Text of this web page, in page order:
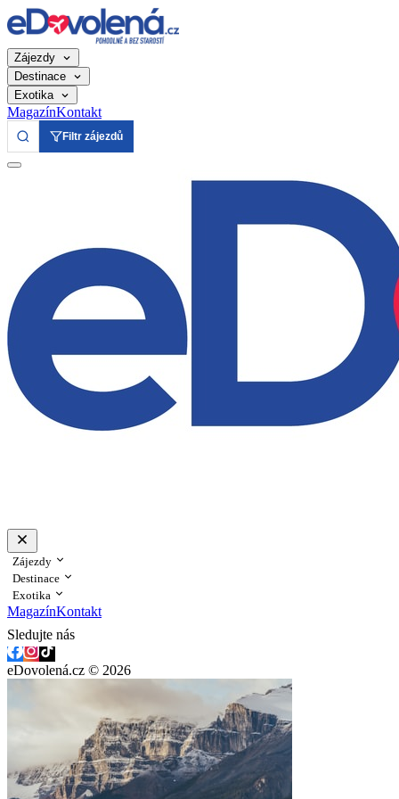
Zájezdy
Destinace
Exotika
MagazínKontakt
Filtr zájezdů
Zájezdy
Destinace
Exotika
MagazínKontakt
Sledujte nás
eDovolená.cz © 2026